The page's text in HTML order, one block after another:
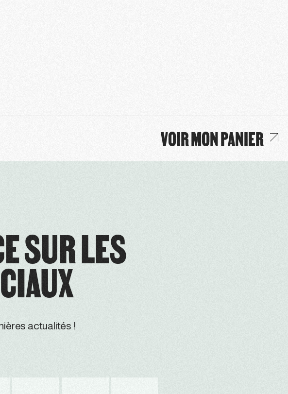
VOIR MON PANIER
SUR LES
actualités !